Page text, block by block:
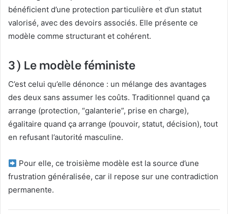
bénéficient d’une protection particulière et d’un statut
valorisé, avec des devoirs associés. Elle présente ce
modèle comme structurant et cohérent.
3) Le modèleféministe
C’est celui qu’elle dénonce : un mélange des avantages
des deux sans assumer les coûts. Traditionnel quand ça
arrange (protection, “galanterie”, prise en charge),
égalitaire quand ça arrange (pouvoir, statut, décision), tout
en refusant l’autorité masculine.
Pour elle, ce troisième modèle est la source d’une
frustration généralisée, car il repose sur une contradiction
permanente.